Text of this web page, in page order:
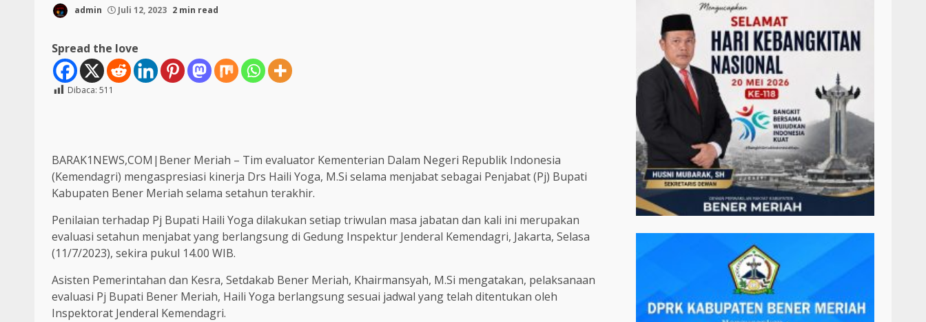
admin Juli 12, 2023 2 min read
Spread the love
Dibaca: 511
BARAK1NEWS,COM|Bener Meriah – Tim evaluator Kementerian Dalam Negeri Republik Indonesia
(Kemendagri) mengaspresiasi kinerja Drs Haili Yoga, M.Si selama menjabat sebagai Penjabat (Pj) Bupati
Kabupaten Bener Meriah selama setahun terakhir.
Penilaian terhadap Pj Bupati Haili Yoga dilakukan setiap triwulan masa jabatan dan kali ini merupakan
evaluasi setahun menjabat yang berlangsung di Gedung Inspektur Jenderal Kemendagri, Jakarta, Selasa
(11/7/2023), sekira pukul 14.00 WIB.
Asisten Pemerintahan dan Kesra, Setdakab Bener Meriah, Khairmansyah, M.Si mengatakan, pelaksanaan
evaluasi Pj Bupati Bener Meriah, Haili Yoga berlangsung sesuai jadwal yang telah ditentukan oleh
Inspektorat Jenderal Kemendagri.